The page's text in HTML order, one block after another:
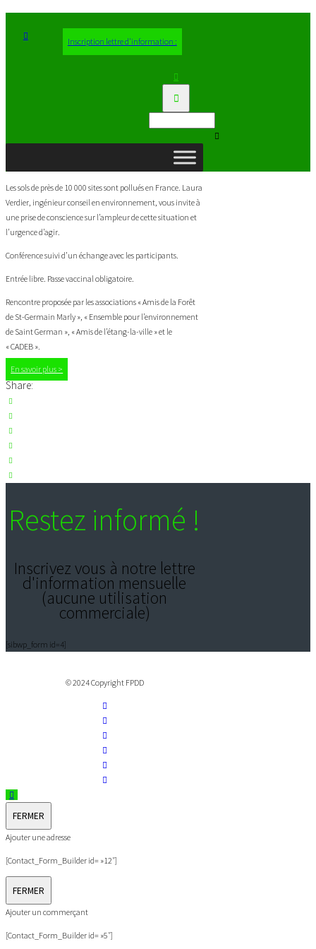
Inscription lettre d'information :
Les sols de près de 10 000 sites sont pollués en France. Laura
Verdier, ingénieur conseil en environnement, vous invite à
une prise de conscience sur l’ampleur de cette situation et
l’urgence d’agir.
Conférence suivi d’un échange avec les participants.
Entrée libre. Passe vaccinal obligatoire.
Rencontre proposée par les associations « Amis de la Forêt
de St-Germain Marly », « Ensemble pour l’environnement
de Saint German », « Amis de l’étang-la-ville » et le
« CADEB ».
En savoir plus >
Share:
Restez informé !
Inscrivez vous à notre lettre
d'information mensuelle
(aucune utilisation
commerciale)
[sibwp_form id=4]
© 2024 Copyright FPDD
FERMER
Ajouter une adresse
[Contact_Form_Builder id= »12″]
FERMER
Ajouter un commerçant
[Contact_Form_Builder id= »5″]